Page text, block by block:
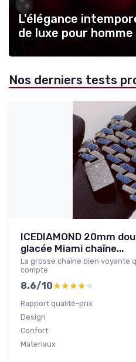
L'élégance
de luxe pour
Nos derniers tests
ICEDIAMOND 20mm
glacée Miami chaîne...
La grosse chaîne bien voyante
compte
8.6/10★★★★★
★★★★★
Rapport qualité-prix
Design
Confort
Materiaux